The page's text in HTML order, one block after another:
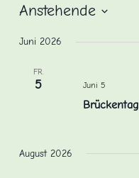
Anstehende
wählen.
Juni 2026
FR.
5 Juni 5
Brückentag
August 2026